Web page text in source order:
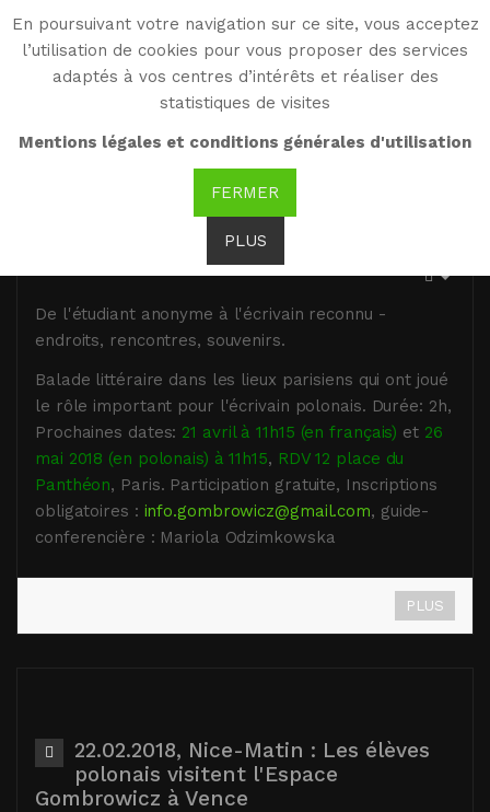
En poursuivant votre navigation sur ce site, vous acceptez
l’utilisation de cookies pour vous proposer des services
adaptés à vos centres d’intérêts et réaliser des
statistiques de visites
Mentions légales et conditions générales d'utilisation
FERMER
PLUS
WG
Witold Gombrowicz
29.03.2018, City tour Gombrowicz à
De l'étudiant anonyme à l'écrivain reconnu -
endroits, rencontres, souvenirs.
Balade littéraire dans les lieux parisiens qui ont joué
le rôle important pour l'écrivain polonais. Durée: 2h,
Prochaines dates: 21 avril à 11h15 (en français) et 26
mai 2018 (en polonais) à 11h15, RDV 12 place du
Panthéon, Paris. Participation gratuite, Inscriptions
obligatoires : info.gombrowicz@gmail.com, guide-
conferencière : Mariola Odzimkowska
PLUS
22.02.2018, Nice-Matin : Les élèves
polonais visitent l'Espace
Gombrowicz à Vence